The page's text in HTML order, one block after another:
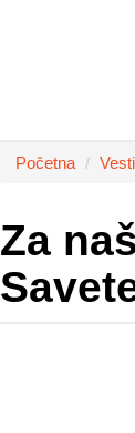
Početna Vesti
Za